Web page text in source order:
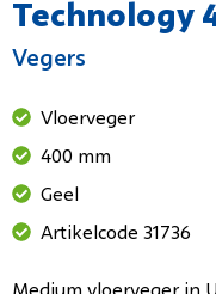
Technology
Vegers
Vloerveger
400 mm
Geel
Artikelcode 31736